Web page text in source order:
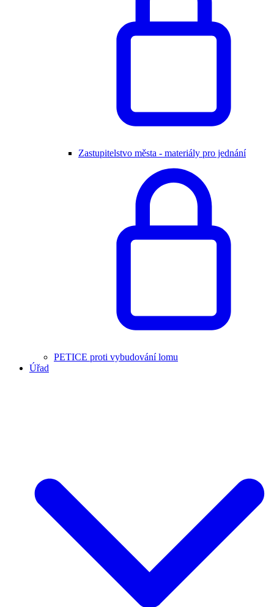
Zastupitelstvo města - materiály pro jednání
PETICE proti vybudování lomu
Úřad